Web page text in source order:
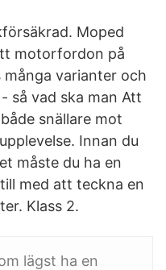
Moped
motorfordon på
varianter och
så vad ska man Att
snällare mot
Innan du
måste du ha en
med att teckna en
Klass 2.
lägst ha en